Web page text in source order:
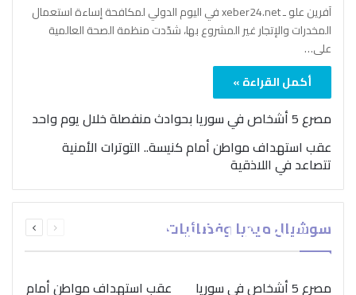
آفرين علو ـ xeber24.net في اليوم الدولي لمكافحة إساءة استعمال
المخدرات والإتجار غير المشروع بها، شدّدت منظمة الصحة العالمية
على…
أكمل القراءة »
مصرع 5 أشخاص في سوريا بحوادث منفصلة خلال يوم واحد
عقب استهداف مواطن أمام كنيسة.. التوترات الأمنية
تتصاعد في اللاذقية
سوشيال ميديا وفضائيات الصفحةالصفحة
بمناسبة اليوم الدولي..
“الصحة العالمية” تؤكد
ضرورة اتباع نهج متكامل
لمواجهة إدمان المخدرات
مصرع 5 أشخاص في سوريا عقب استهداف مواطن أمام